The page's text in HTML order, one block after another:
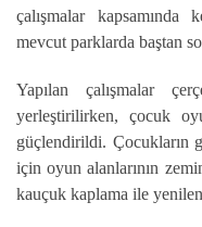
çalışmalar
mevcut parklarda baştan
Yapılan çalışmalar
yerleştirilirken, çocuk
güçlendirildi. Çocukların
için oyun alanlarının
kauçuk kaplama ile